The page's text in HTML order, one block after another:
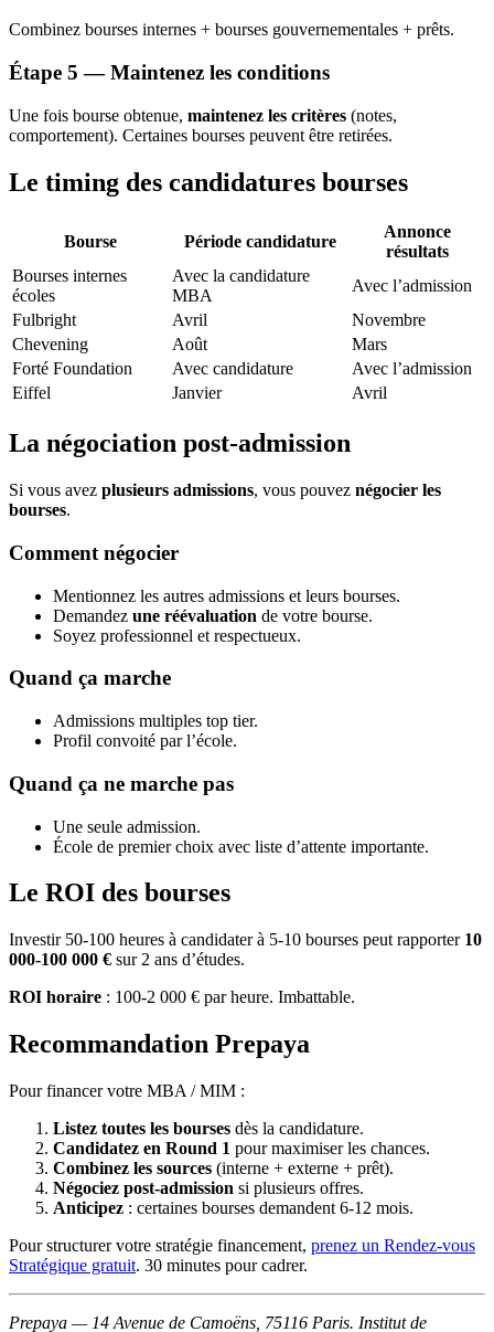
Combinez bourses internes + bourses gouvernementales + prêts.
Étape 5 — Maintenez les conditions
Une fois bourse obtenue, maintenez les critères (notes,
comportement). Certaines bourses peuvent être retirées.
Le timing des candidatures bourses
Bourse Période candidature
Annonce
résultats
Bourses internes
écoles
Avec la candidature
MBA
Avec l’admission
Fulbright
Avril
Novembre
Chevening
Août
Mars
Forté Foundation
Avec candidature
Avec l’admission
Eiffel
Janvier Avril
La négociation post-admission
Si vous avez plusieurs admissions, vous pouvez négocier les
bourses.
Comment négocier
Mentionnez les autres admissions et leurs bourses.
Demandez une réévaluation de votre bourse.
Soyez professionnel et respectueux.
Quand ça marche
Admissions multiples top tier.
Profil convoité par l’école.
Quand ça ne marche pas
Une seule admission.
École de premier choix avec liste d’attente importante.
Le ROI des bourses
Investir 50-100 heures à candidater à 5-10 bourses peut rapporter 10
000-100 000 € sur 2 ans d’études.
ROI horaire : 100-2 000 € par heure. Imbattable.
Recommandation Prepaya
Pour financer votre MBA / MIM :
Listez toutes les bourses dès la candidature.
Candidatez en Round 1 pour maximiser les chances.
Combinez les sources (interne + externe + prêt).
Négociez post-admission si plusieurs offres.
Anticipez : certaines bourses demandent 6-12 mois.
Pour structurer votre stratégie financement, prenez un Rendez-vous
Stratégique gratuit. 30 minutes pour cadrer.
Prepaya — 14 Avenue de Camoëns, 75116 Paris. Institut de